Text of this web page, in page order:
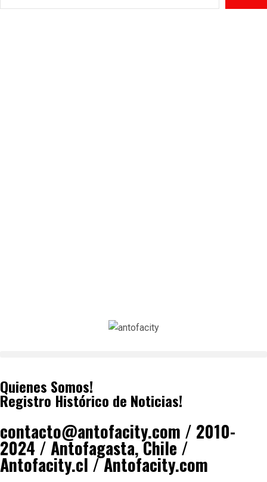
Quienes Somos!
Registro Histórico de Noticias!
contacto@antofacity.com / 2010-
2024 / Antofagasta, Chile /
Antofacity.cl / Antofacity.com